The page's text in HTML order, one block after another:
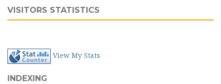
VISITORS STATISTICS
View My Stats
INDEXING